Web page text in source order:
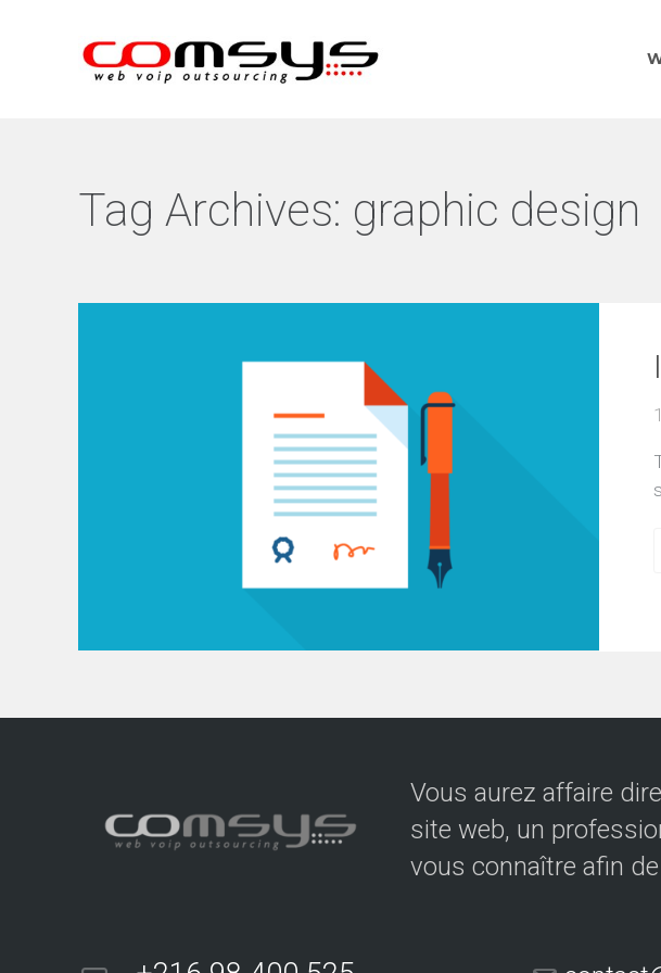
Tag Archives: graphic design
Vous aurez affaire
site web, un
vous connaître afin